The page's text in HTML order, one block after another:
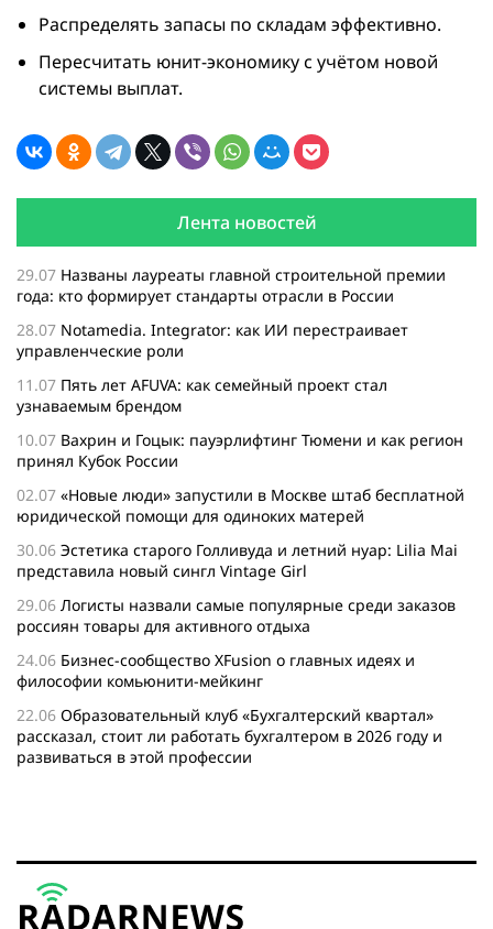
Распределять запасы по складам эффективно.
Пересчитать юнит-экономику с учётом новой
системы выплат.
Лента новостей
29.07 Названы лауреаты главной строительной премии
года: кто формирует стандарты отрасли в России
28.07 Notamedia. Integrator: как ИИ перестраивает
управленческие роли
11.07 Пять лет AFUVA: как семейный проект стал
узнаваемым брендом
10.07 Вахрин и Гоцык: пауэрлифтинг Тюмени и как регион
принял Кубок России
02.07 «Новые люди» запустили в Москве штаб бесплатной
юридической помощи для одиноких матерей
30.06 Эстетика старого Голливуда и летний нуар: Lilia Mai
представила новый сингл Vintage Girl
29.06 Логисты назвали самые популярные среди заказов
россиян товары для активного отдыха
24.06 Бизнес-сообщество XFusion о главных идеях и
философии комьюнити-мейкинг
22.06 Образовательный клуб «Бухгалтерский квартал»
рассказал, стоит ли работать бухгалтером в 2026 году и
развиваться в этой профессии
бизнесу нужен ребрендинг для роста компании
26.05Инновационное десятилетие России: бизнес, власть
и общество формируют будущее